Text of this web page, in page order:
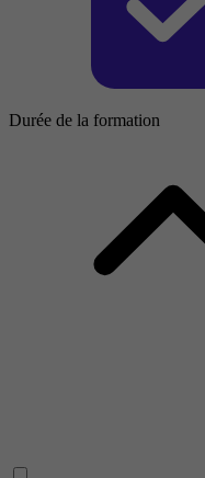
Durée de la formation